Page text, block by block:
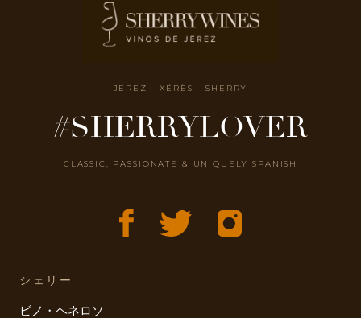
JEREZ - XÉRÈS - SHERRY
#SHERRYLOVER
CLASSIC, PASSIONATE & UNIQUELY SPANISH
シェリー
ビノ・ヘネロソ